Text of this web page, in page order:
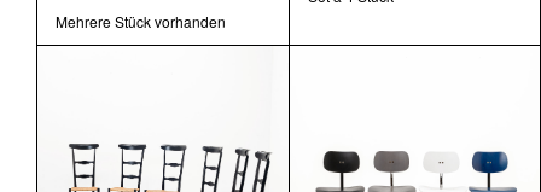
Mehrere Stück vorhanden